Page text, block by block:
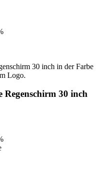
30 inch